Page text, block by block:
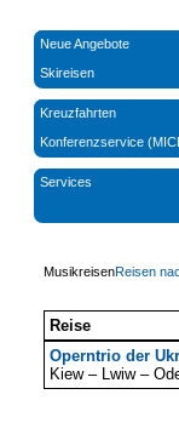
Neue Angebote
Skireisen
Kreuzfahrten
Konferenzservice
Services
MusikreisenReisen
Reise
Operntrio der
Kiew – Lwiw –